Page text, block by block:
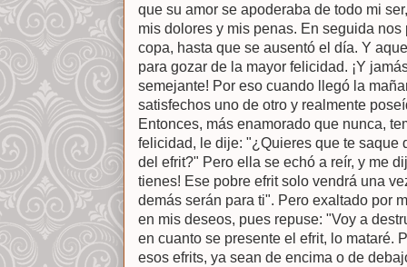
que su amor se apoderaba de todo mi
mis dolores y mis penas. En seguida
copa, hasta que se ausentó el día. Y
para gozar de la mayor felicidad. ¡Y
semejante! Por eso cuando llegó la
satisfechos uno de otro y realmente
Entonces, más enamorado que nunca,
felicidad, le dije: "¿Quieres que te saque
del efrit?" Pero ella se echó a reír, y me
tienes! Ese pobre efrit solo vendrá una
demás serán para ti". Pero exaltado por
en mis deseos, pues repuse: "Voy a
en cuanto se presente el efrit, lo mataré.
esos efrits, ya sean de encima o de